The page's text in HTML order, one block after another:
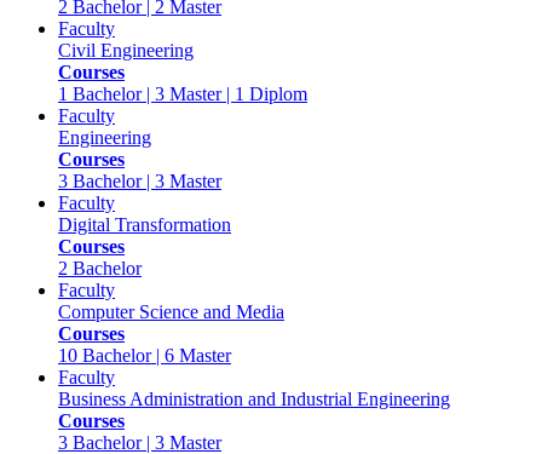
2 Bachelor | 2 Master
Faculty
Civil Engineering
Courses
1 Bachelor | 3 Master | 1 Diplom
Faculty
Engineering
Courses
3 Bachelor | 3 Master
Faculty
Digital Transformation
Courses
2 Bachelor
Faculty
Computer Science and Media
Courses
10 Bachelor | 6 Master
Faculty
Business Administration and Industrial Engineering
Courses
3 Bachelor | 3 Master